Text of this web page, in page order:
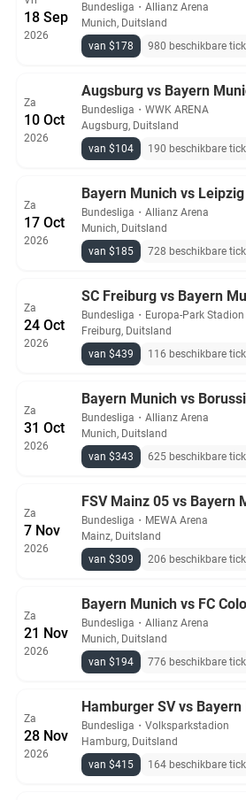
18 Sep
2026
Bundesliga ・ Allianz Arena
Munich, Duitsland
van $178
980 beschikbare
Za
10 Oct
2026
Augsburg vs Bayern
Bundesliga ・ WWK ARENA
Augsburg, Duitsland
van $104
190 beschikbare
Za
17 Oct
2026
Bayern Munich vs Leipzig
Bundesliga ・ Allianz Arena
Munich, Duitsland
van $185
728 beschikbare
Za
24 Oct
2026
SC Freiburg vs Bayern
Bundesliga ・ Europa-Park Stadion
Freiburg, Duitsland
van $439
116 beschikbare
Za
31 Oct
2026
Bayern Munich vs
Bundesliga ・ Allianz Arena
Munich, Duitsland
van $343
625 beschikbare
Za
7 Nov
2026
FSV Mainz 05 vs Bayern
Bundesliga ・ MEWA Arena
Mainz, Duitsland
van $309
206 beschikbare
Za
21 Nov
2026
Bayern Munich vs FC
Bundesliga ・ Allianz Arena
Munich, Duitsland
van $194
776 beschikbare
Za
28 Nov
2026
Hamburger SV vs
Bundesliga ・ Volksparkstadion
Hamburg, Duitsland
van $415
164 beschikbare